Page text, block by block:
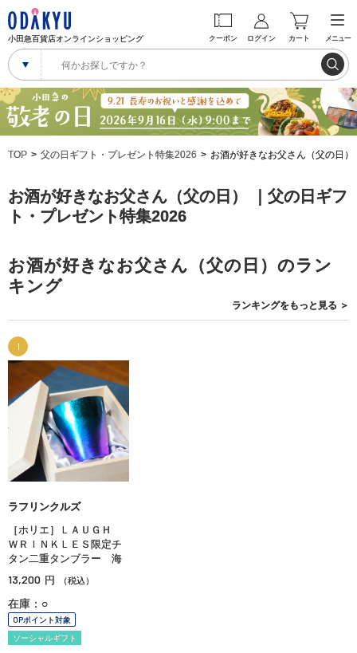
小田急百貨店オンラインショッピング クーポン ログイン カート メニュー
TOP 父の日ギフト・プレゼント特集2026 お酒が好きなお父さん（父の日）
お酒が好きなお父さん（父の日） ｜父の日ギフ
ト・プレゼント特集2026
お酒が好きなお父さん（父の日）のラン
キング
ランキングをもっと見る ＞
1
ラフリンクルズ
［ホリエ］ＬＡＵＧＨ
ＷＲＩＮＫＬＥＳ限定チ
タン二重タンブラー 海
13,200 円 （税込）
在庫：○
OPポイント対象
ソーシャルギフト